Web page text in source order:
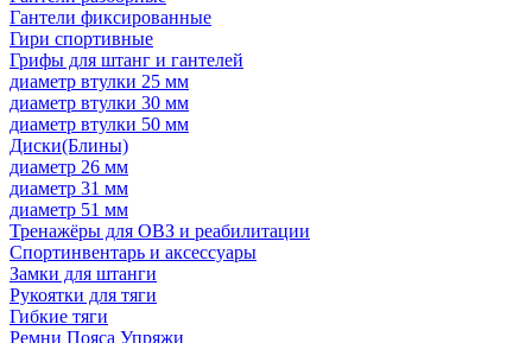
Гантели фиксированные
Гири спортивные
Грифы для штанг и гантелей
диаметр втулки 25 мм
диаметр втулки 30 мм
диаметр втулки 50 мм
Диски(Блины)
диаметр 26 мм
диаметр 31 мм
диаметр 51 мм
Тренажёры для ОВЗ и реабилитации
Спортинвентарь и аксессуары
Замки для штанги
Рукоятки для тяги
Гибкие тяги
Ремни Пояса Упряжи